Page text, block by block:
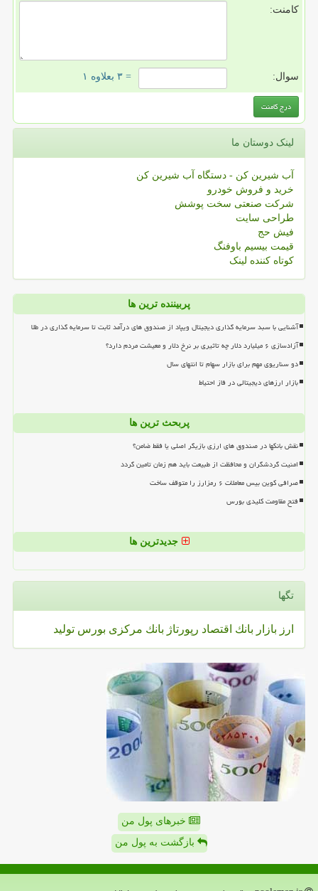
کامنت:
سوال: = ۳ بعلاوه ۱
لینک دوستان ما
آب شیرین کن - دستگاه آب شیرین کن
خرید و فروش خودرو
شرکت صنعتی سخت پوشش
طراحی سایت
فیش حج
قیمت بیسیم باوفنگ
کوتاه کننده لینک
پربیننده ترین ها
آشنایی با سبد سرمایه گذاری دیجیتال ویپاد از صندوق های درآمد ثابت تا سرمایه گذاری در طلا
آزادسازی ۶ میلیارد دلار چه تاثیری بر نرخ دلار و معیشت مردم دارد؟
دو سناریوی مهم برای بازار سهام تا انتهای سال
بازار ارزهای دیجیتالی در فاز احتیاط
پربحث ترین ها
نقش بانکها در صندوق های ارزی بازیگر اصلی یا فقط ضامن؟
امنیت گردشگران و محافظت از طبیعت باید هم زمان تامین گردد
صرافی کوین بیس معاملات ۶ رمزارز را متوقف ساخت
فتح مقاومت کلیدی بورس
جدیدترین ها
تگها
ارز بازار بانك اقتصاد رپورتاژ بانك مركزی بورس تولید
خبرهای پول من
بازگشت به پول من